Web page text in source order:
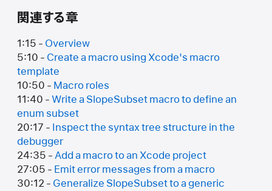
関連する章
1:15 - Overview
5:10 - Create a macro using Xcode's macro
template
10:50 - Macro roles
11:40 - Write a SlopeSubset macro to define an
enum subset
20:17 - Inspect the syntax tree structure in the
debugger
24:35 - Add a macro to an Xcode project
27:05 - Emit error messages from a macro
30:12 - Generalize SlopeSubset to a generic